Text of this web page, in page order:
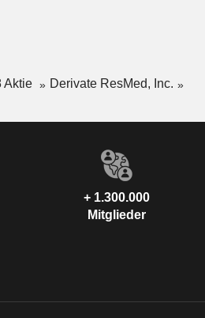
Aktie
Derivate ResMed, Inc.
+ 1.300.000
Mitglieder